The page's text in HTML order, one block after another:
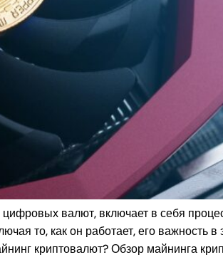
валют, включает в себя
то, как он работает, его важность
криптовалют? Обзор майнинга